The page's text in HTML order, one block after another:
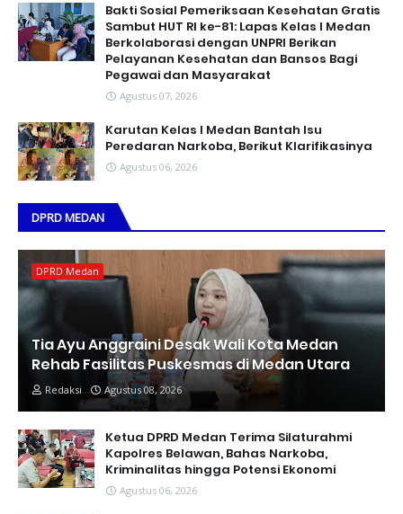
Bakti Sosial Pemeriksaan Kesehatan Gratis
Sambut HUT RI ke-81: Lapas Kelas I Medan
Berkolaborasi dengan UNPRI Berikan
Pelayanan Kesehatan dan Bansos Bagi
Pegawai dan Masyarakat
Agustus 07, 2026
Karutan Kelas I Medan Bantah Isu
Peredaran Narkoba, Berikut Klarifikasinya
Agustus 06, 2026
DPRD MEDAN
DPRD Medan
Tia Ayu Anggraini Desak Wali Kota Medan
Rehab Fasilitas Puskesmas di Medan Utara
Redaksi Agustus 08, 2026
Ketua DPRD Medan Terima Silaturahmi
Kapolres Belawan, Bahas Narkoba,
Kriminalitas hingga Potensi Ekonomi
Agustus 06, 2026